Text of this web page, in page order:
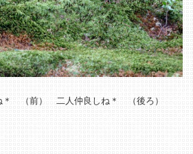
＊ （前） 二人仲良しね＊ （後ろ）